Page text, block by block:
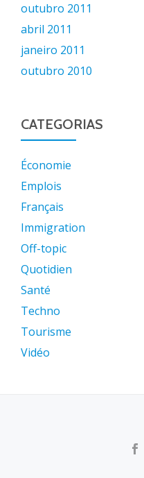
outubro 2011
abril 2011
janeiro 2011
outubro 2010
CATEGORIAS
Économie
Emplois
Français
Immigration
Off-topic
Quotidien
Santé
Techno
Tourisme
Vidéo